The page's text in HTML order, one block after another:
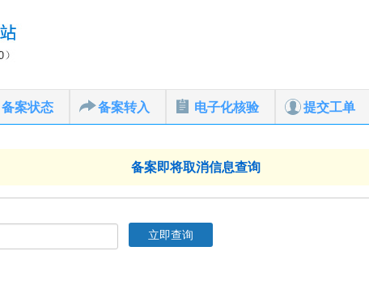
备案状态 备案转入 电子化核验 提交工单
备案即将取消信息查询